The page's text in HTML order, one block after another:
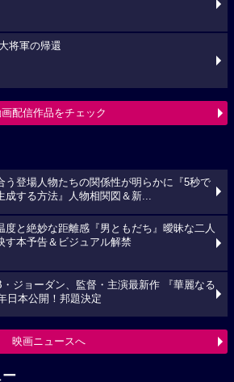
将軍の帰還
配信作品をチェック
う登場人物たちの関係性が明らかに『5秒で
成する方法』人物相関図＆新...
度と絶妙な距離感『男ともだち』曖昧な二人
す本予告＆ビジュアル解禁
ジョーダン、監督・主演最新作 『華麗なる
日本公開！邦題決定
映画ニュースへ